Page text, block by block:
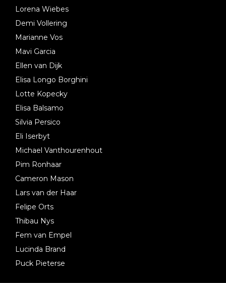
Lorena Wiebes
Demi Vollering
Marianne Vos
Mavi Garcia
Ellen van Dijk
Elisa Longo Borghini
Lotte Kopecky
Elisa Balsamo
Silvia Persico
Eli Iserbyt
Michael Vanthourenhout
Pim Ronhaar
Cameron Mason
Lars van der Haar
Felipe Orts
Thibau Nys
Fem van Empel
Lucinda Brand
Puck Pieterse